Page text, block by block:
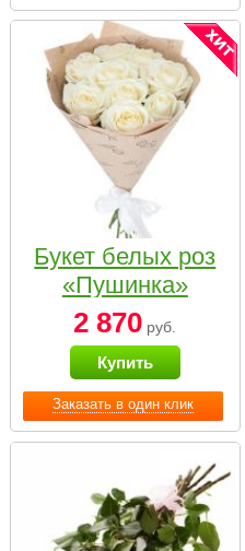
Заказать в один клик
Букет белых роз
«Пушинка»
2 870 руб.
Купить